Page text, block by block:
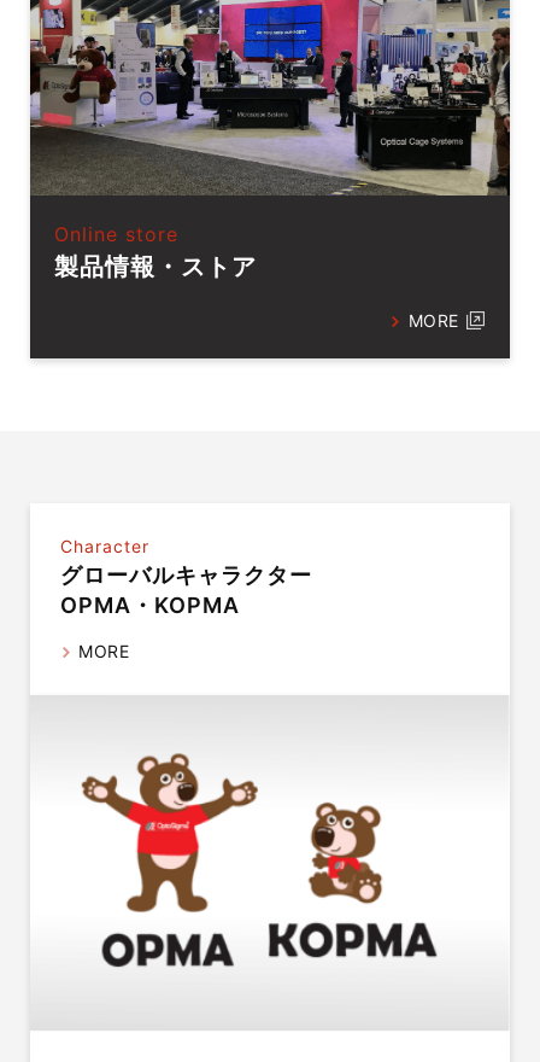
Online store
製品情報・ストア
MORE
Character
グローバルキャラクター
OPMA・KOPMA
MORE